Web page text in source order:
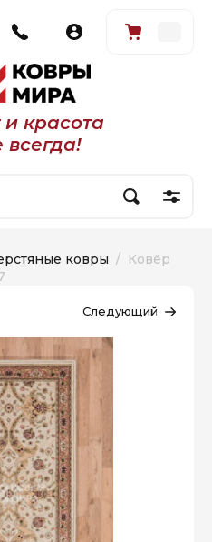
красота
всегда!
ковры
  /  Ковёр
Следующий